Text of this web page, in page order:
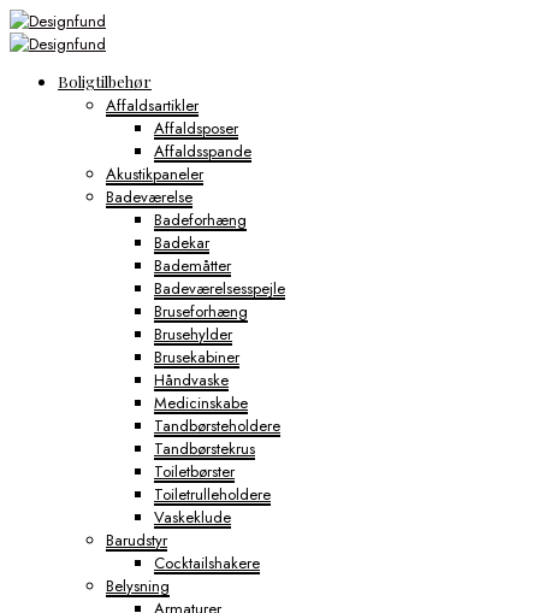
Boligtilbehør
Affaldsartikler
Affaldsposer
Affaldsspande
Akustikpaneler
Badeværelse
Badeforhæng
Badekar
Bademåtter
Badeværelsesspejle
Bruseforhæng
Brusehylder
Brusekabiner
Håndvaske
Medicinskabe
Tandbørsteholdere
Tandbørstekrus
Toiletbørster
Toiletrulleholdere
Vaskeklude
Barudstyr
Cocktailshakere
Belysning